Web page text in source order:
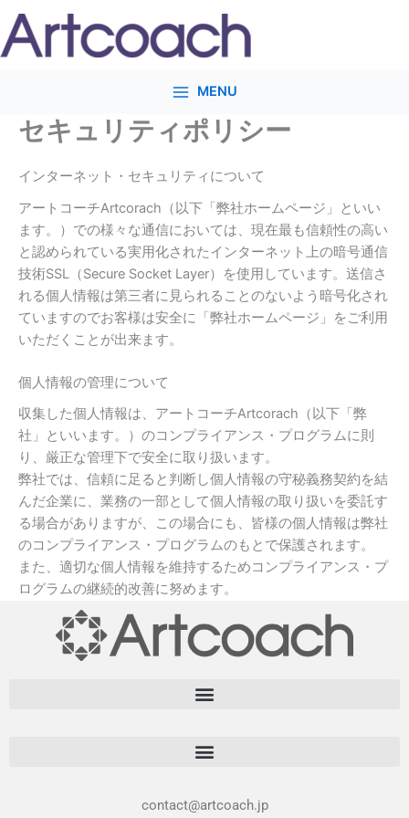
容
を
MENU
セキュリティポリシー
インターネット・セキュリティについて
アートコーチArtcorach（以下「弊社ホームページ」といい
ます。）での様々な通信においては、現在最も信頼性の高い
と認められている実用化されたインターネット上の暗号通信
技術SSL（Secure Socket Layer）を使用しています。送信さ
れる個人情報は第三者に見られることのないよう暗号化され
ていますのでお客様は安全に「弊社ホームページ」をご利用
いただくことが出来ます。
個人情報の管理について
収集した個人情報は、アートコーチArtcorach（以下「弊
社」といいます。）のコンプライアンス・プログラムに則
り、厳正な管理下で安全に取り扱います。
弊社では、信頼に足ると判断し個人情報の守秘義務契約を結
んだ企業に、業務の一部として個人情報の取り扱いを委託す
る場合がありますが、この場合にも、皆様の個人情報は弊社
のコンプライアンス・プログラムのもとで保護されます。
また、適切な個人情報を維持するためコンプライアンス・プ
ログラムの継続的改善に努めます。
contact@artcoach.jp